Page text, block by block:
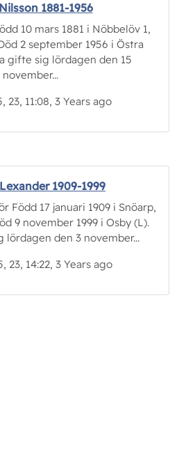
1881-1956
10 mars 1881 i Nöbbelöv 1,
2 september 1956 i Östra
gifte sig lördagen den 15
november...
23, 11:08, 3 Years ago
1909-1999
Född 17 januari 1909 i Snöarp,
9 november 1999 i Osby (L).
lördagen den 3 november...
23, 14:22, 3 Years ago